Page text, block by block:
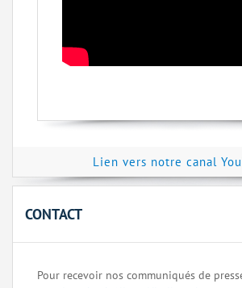
Lien vers notre canal
CONTACT
Pour recevoir nos communiqués de